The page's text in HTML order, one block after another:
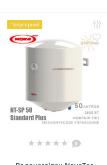
Популярний
0